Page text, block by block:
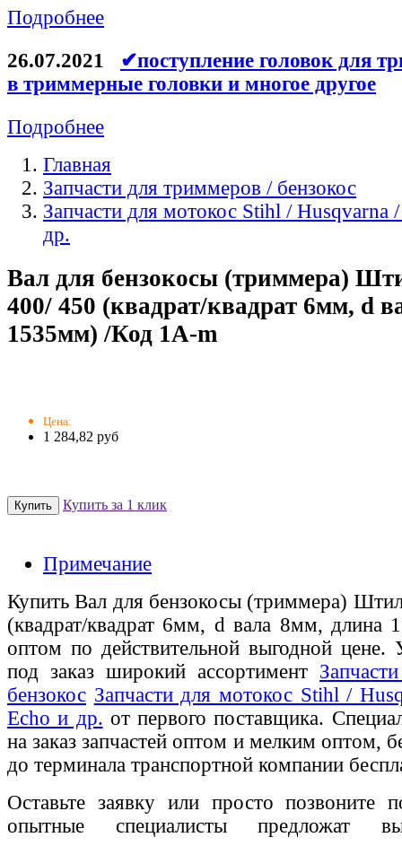
Подробнее
26.07.2021
✔поступление головок для
в триммерные головки и многое другое
Подробнее
Главная
Запчасти для триммеров / бензокос
Запчасти для мотокос Stihl / Husqvarna
др.
Вал для бензокосы (триммера)
400/ 450 (квадрат/квадрат 6мм, d
1535мм) /Код 1A-m
Цена:
1 284,82 руб
Купить за 1 клик
Примечание
Купить Вал для бензокосы (триммера)
(квадрат/квадрат 6мм, d вала 8мм, длина
оптом по действительной выгодной
под заказ широкий ассортимент
бензокос Запчасти для мотокос Stihl /
Echo и др. от первого поставщика.
на заказ запчастей оптом и мелким оптом,
до терминала транспортной компании
Оставьте заявку или просто позвоните
опытные специалисты предложат